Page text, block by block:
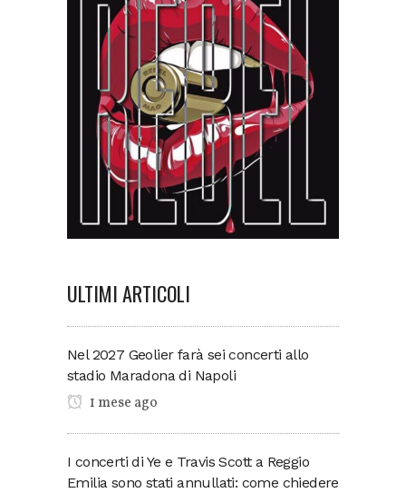
ULTIMI ARTICOLI
Nel 2027 Geolier farà sei concerti allo
stadio Maradona di Napoli
1 mese ago
I concerti di Ye e Travis Scott a Reggio
Emilia sono stati annullati: come chiedere